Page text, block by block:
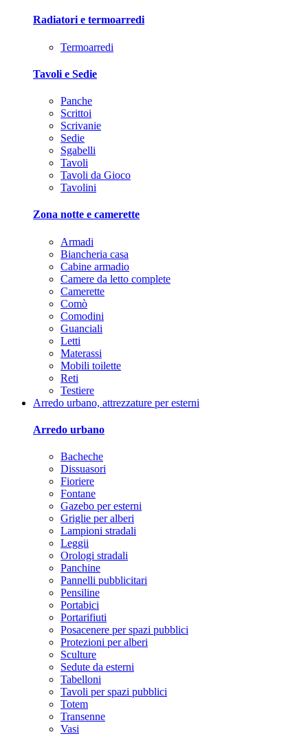
Radiatori e termoarredi
Termoarredi
Tavoli e Sedie
Panche
Scrittoi
Scrivanie
Sedie
Sgabelli
Tavoli
Tavoli da Gioco
Tavolini
Zona notte e camerette
Armadi
Biancheria casa
Cabine armadio
Camere da letto complete
Camerette
Comò
Comodini
Guanciali
Letti
Materassi
Mobili toilette
Reti
Testiere
Arredo urbano, attrezzature per esterni
Arredo urbano
Bacheche
Dissuasori
Fioriere
Fontane
Gazebo per esterni
Griglie per alberi
Lampioni stradali
Leggii
Orologi stradali
Panchine
Pannelli pubblicitari
Pensiline
Portabici
Portarifiuti
Posacenere per spazi pubblici
Protezioni per alberi
Sculture
Sedute da esterni
Tabelloni
Tavoli per spazi pubblici
Totem
Transenne
Vasi